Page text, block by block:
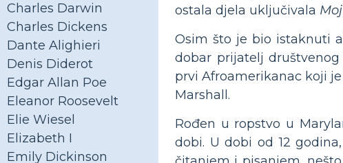
Charles Darwin
Charles Dickens
Dante Alighieri
Denis Diderot
Edgar Allan Poe
Eleanor Roosevelt
Elie Wiesel
Elizabeth I
Emily Dickinson
ostala djela uključivala
Osim što je bio istaknuti
dobar prijatelj
prvi Afroamerikanac koji
Marshall.
Rođen u ropstvo u
dobi. U dobi od 12